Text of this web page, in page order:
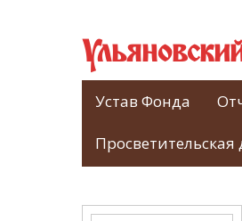
Устав Фонда
Просветительская